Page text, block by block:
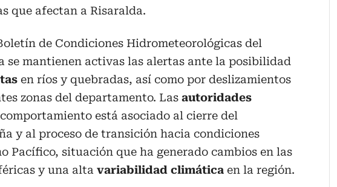
que afectan a Risaralda.
de Condiciones Hidrometeorológicas del
se mantienen activas las alertas ante la posibilidad
en ríos y quebradas, así como por deslizamientos
zonas del departamento. Las autoridades
está asociado al cierre del
y al proceso de transición hacia condiciones
Pacífico, situación que ha generado cambios en las
y una alta variabilidad climática en la región.